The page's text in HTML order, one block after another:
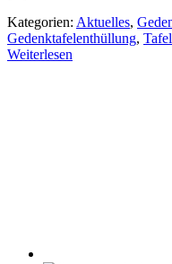
Kategorien: Aktuelles,
Gedenktafelenthüllung,
Weiterlesen